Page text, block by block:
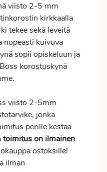
viisto 2-5 mm
kirkkaalla
tekee sekä leveitä
nopeasti kuivuva
sopii opiskeluun ja
korostuskynä
viisto 2-5mm
jonka
perille kestää
toimituson ilmainen
ostoksille!
ilman